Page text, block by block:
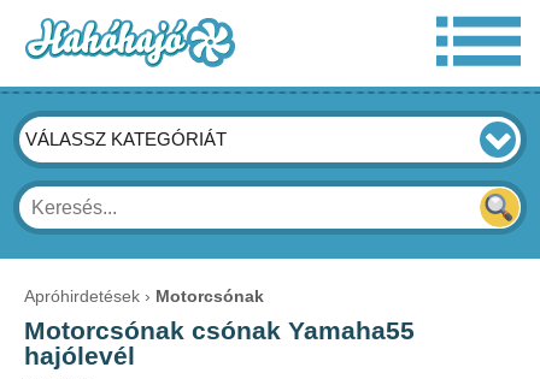
VÁLASSZ KATEGÓRIÁT
Apróhirdetések Motorcsónak
Motorcsónak csónak Yamaha55
hajólevél